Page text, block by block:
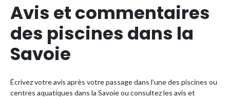
Avis et commentaires
des piscines dans la
Savoie
Écrivez votre avis après votre passage dans l’une des piscines ou
centres aquatiques dans la Savoie ou consultez les avis et